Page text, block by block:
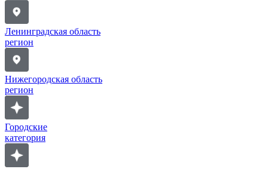
Ленинградская область
регион
Нижегородская область
регион
Городские
категория